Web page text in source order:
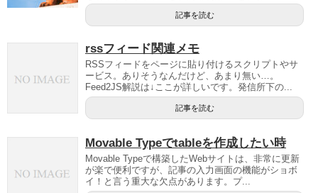
記事を読む
rssフィード関連メモ
RSSフィードをページに貼り付けるスクリプトやサ
ービス。ありそうなんだけど、あまり無い…。
Feed2JS解説は↓ここが詳しいです。発信所下の...
記事を読む
Movable Typeでtableを作成したい時
Movable Typeで構築したWebサイトは、非常に更新
が楽で便利ですが、記事の入力画面の機能がショボ
イ！と言う重大な欠点があります。プ...